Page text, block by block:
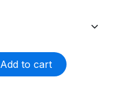
Add to cart